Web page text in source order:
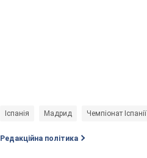
Іспанія Мадрид Чемпіонат Іспанії
Редакційна політика